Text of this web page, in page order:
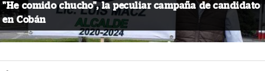
"He comido chucho", la peculiar campaña de candidato
en Cobán